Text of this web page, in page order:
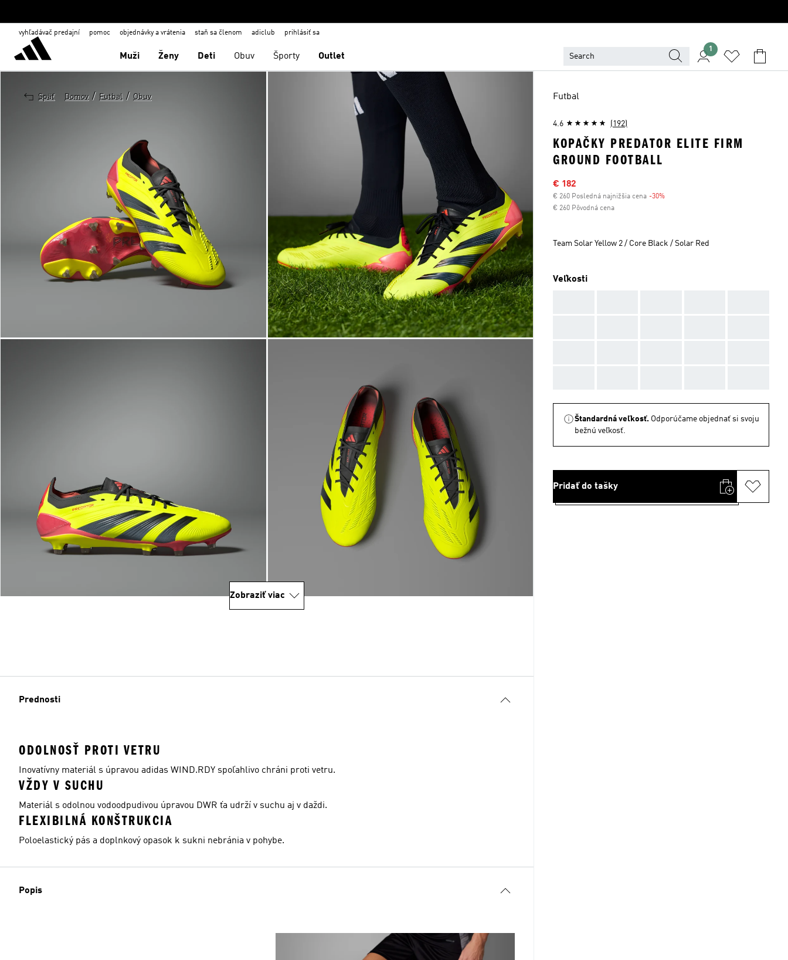
vyhľadávač predajní pomoc objednávky a vrátenia staň sa členom adiclub prihlásiť sa
Muži Ženy Deti Obuv Športy Outlet
1
Späť Domov / Futbal / Obuv
Zobraziť viac
Prednosti
ODOLNOSŤ PROTI VETRU
Inovatívny materiál s úpravou adidas WIND.RDY spoľahlivo chráni proti vetru.
VŽDY V SUCHU
Materiál s odolnou vodoodpudivou úpravou DWR ťa udrží v suchu aj v daždi.
FLEXIBILNÁ KONŠTRUKCIA
Poloelastický pás a doplnkový opasok k sukni nebránia v pohybe.
Popis
Futbal
4.6 (192)
KOPAČKY PREDATOR ELITE FIRM
GROUND FOOTBALL
Výpredajová cena
€ 182
€ 260 Posledná najnižšia cena -30%
€ 260 Pôvodná cena
Team Solar Yellow 2 / Core Black / Solar Red
Veľkosti
Štandardná veľkosť. Odporúčame objednať si svoju
bežnú veľkosť.
Pridať do tašky